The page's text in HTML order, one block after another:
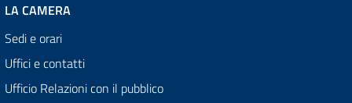
LA CAMERA
Sedi e orari
Uffici e contatti
Ufficio Relazioni con il pubblico